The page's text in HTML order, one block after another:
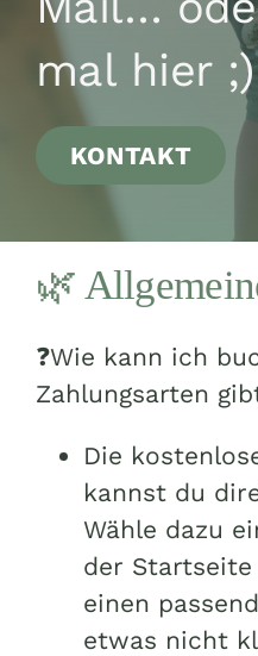
mal hier ;)
KONTAKT
🌿
❓Wie kann ich
Zahlungsarten
Die
kannst du
Wähle dazu
der
einen
etwas nicht